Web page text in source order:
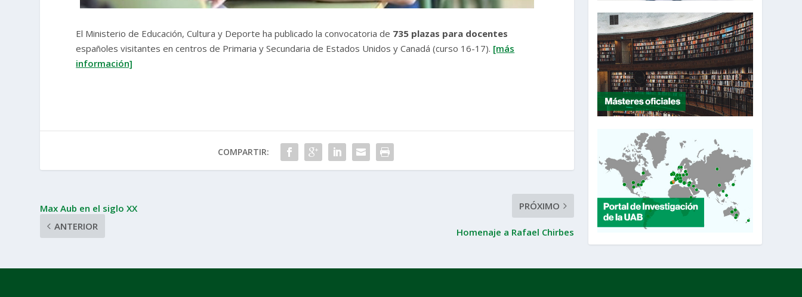
El Ministerio de Educación, Cultura y Deporte ha publicado la convocatoria de 735 plazas para docentes
españoles visitantes en centros de Primaria y Secundaria de Estados Unidos y Canadá (curso 16-17). [más
información]
COMPARTIR:
Max Aub en el siglo XX
ANTERIOR
PRÓXIMO
Homenaje a Rafael Chirbes